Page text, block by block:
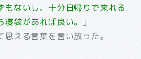
もないし、十分日帰りで来れる
袋があれば良い。
」
える言葉を言い放った。